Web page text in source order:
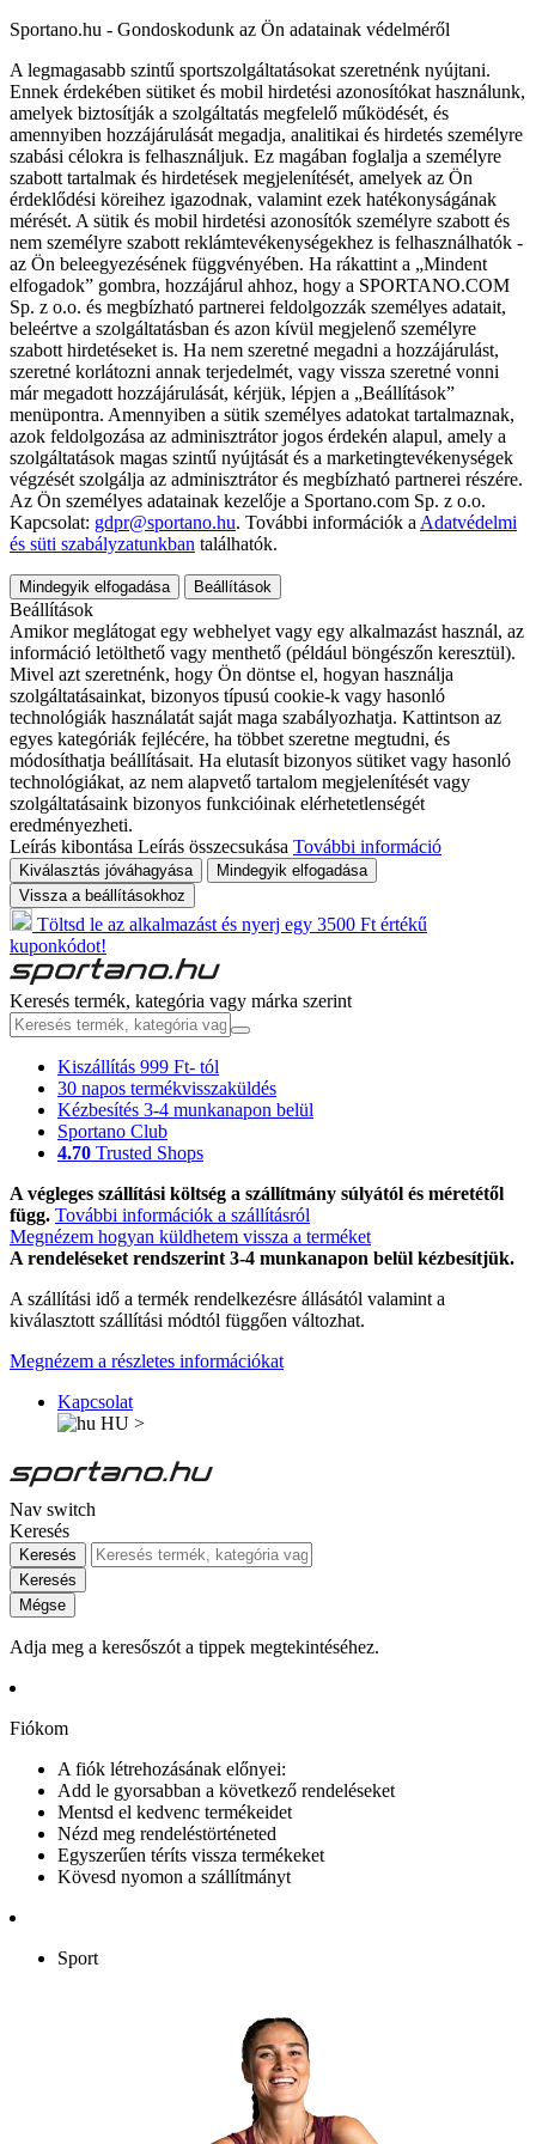
Sportano.hu - Gondoskodunk az Ön adatainak védelméről
A legmagasabb szintű sportszolgáltatásokat szeretnénk nyújtani.
Ennek érdekében sütiket és mobil hirdetési azonosítókat használunk,
amelyek biztosítják a szolgáltatás megfelelő működését, és
amennyiben hozzájárulását megadja, analitikai és hirdetés személyre
szabási célokra is felhasználjuk. Ez magában foglalja a személyre
szabott tartalmak és hirdetések megjelenítését, amelyek az Ön
érdeklődési köreihez igazodnak, valamint ezek hatékonyságának
mérését. A sütik és mobil hirdetési azonosítók személyre szabott és
nem személyre szabott reklámtevékenységekhez is felhasználhatók -
az Ön beleegyezésének függvényében. Ha rákattint a „Mindent
elfogadok” gombra, hozzájárul ahhoz, hogy a SPORTANO.COM
Sp. z o.o. és megbízható partnerei feldolgozzák személyes adatait,
beleértve a szolgáltatásban és azon kívül megjelenő személyre
szabott hirdetéseket is. Ha nem szeretné megadni a hozzájárulást,
szeretné korlátozni annak terjedelmét, vagy vissza szeretné vonni
már megadott hozzájárulását, kérjük, lépjen a „Beállítások”
menüpontra. Amennyiben a sütik személyes adatokat tartalmaznak,
azok feldolgozása az adminisztrátor jogos érdekén alapul, amely a
szolgáltatások magas szintű nyújtását és a marketingtevékenységek
végzését szolgálja az adminisztrátor és megbízható partnerei részére.
Az Ön személyes adatainak kezelője a Sportano.com Sp. z o.o.
Kapcsolat: gdpr@sportano.hu. További információk a Adatvédelmi
és süti szabályzatunkban találhatók.
Mindegyik elfogadása Beállítások
Beállítások
Amikor meglátogat egy webhelyet vagy egy alkalmazást használ, az
információ letölthető vagy menthető (például böngészőn keresztül).
Mivel azt szeretnénk, hogy Ön döntse el, hogyan használja
szolgáltatásainkat, bizonyos típusú cookie-k vagy hasonló
technológiák használatát saját maga szabályozhatja. Kattintson az
egyes kategóriák fejlécére, ha többet szeretne megtudni, és
módosíthatja beállításait. Ha elutasít bizonyos sütiket vagy hasonló
technológiákat, az nem alapvető tartalom megjelenítését vagy
szolgáltatásaink bizonyos funkcióinak elérhetetlenségét
eredményezheti.
Leírás kibontása Leírás összecsukása További információ
Kiválasztás jóváhagyása
Mindegyik elfogadása
Vissza a beállításokhoz
Töltsd le az alkalmazást és nyerj egy 3500 Ft értékű
kuponkódot!
Keresés termék, kategória vagy márka szerint
Kiszállítás 999 Ft- tól
30 napos termékvisszaküldés
Kézbesítés 3-4 munkanapon belül
Sportano Club
4.70 Trusted Shops
A végleges szállítási költség a szállítmány súlyától és méretétől
függ. További információk a szállításról
Megnézem hogyan küldhetem vissza a terméket
A rendeléseket rendszerint 3-4 munkanapon belül kézbesítjük.
A szállítási idő a termék rendelkezésre állásától valamint a
kiválasztott szállítási módtól függően változhat.
Megnézem a részletes információkat
Kapcsolat
HU >
Nav switch
Keresés
Keresés
Keresés
Mégse
Adja meg a keresőszót a tippek megtekintéséhez.
Fiókom
A fiók létrehozásának előnyei:
Add le gyorsabban a következő rendeléseket
Mentsd el kedvenc termékeidet
Nézd meg rendeléstörténeted
Egyszerűen téríts vissza termékeket
Kövesd nyomon a szállítmányt
Sport